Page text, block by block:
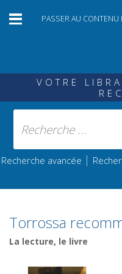
PASSER AU CONTENU
VOTRE
Recherche avancée |
Torrossa
La lecture, le livre